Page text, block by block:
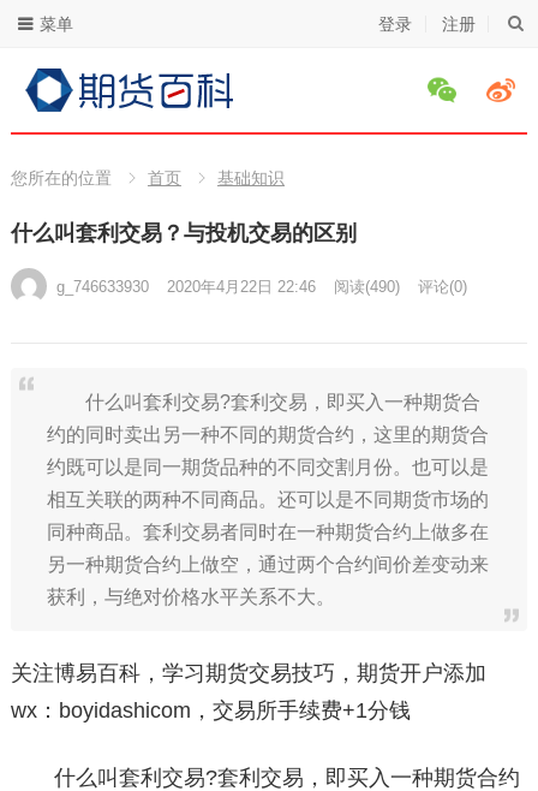
登录 注册
菜单
您所在的位置 首页 基础知识
什么叫套利交易？与投机交易的区别
g_746633930 2020年4月22日 22:46 阅读(490) 评论(0)
什么叫套利交易?套利交易，即买入一种期货合
约的同时卖出另一种不同的期货合约，这里的期货合
约既可以是同一期货品种的不同交割月份。也可以是
相互关联的两种不同商品。还可以是不同期货市场的
同种商品。套利交易者同时在一种期货合约上做多在
另一种期货合约上做空，通过两个合约间价差变动来
获利，与绝对价格水平关系不大。
关注博易百科，学习期货交易技巧，期货开户添加
wx：boyidashicom，交易所手续费+1分钱
什么叫套利交易?套利交易，即买入一种期货合约